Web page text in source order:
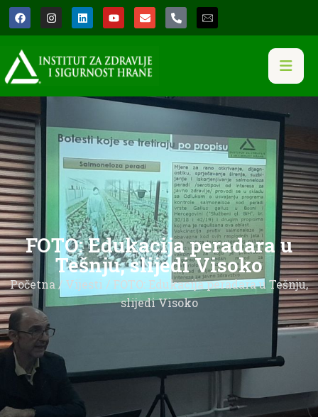
FOTO: Edukacija peradara u
Tešnju, slijedi Visoko
Početna / Vijesti / FOTO: Edukacija peradara u Tešnju,
slijedi Visoko